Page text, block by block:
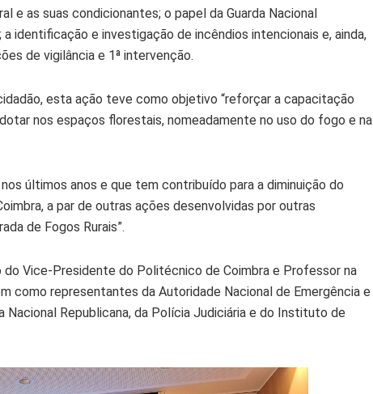
e as suas condicionantes; o papel da Guarda Nacional
identificação e investigação de incêndios intencionais e, ainda,
de vigilância e 1ª intervenção.
esta ação teve como objetivo “reforçar a capacitação
nos espaços florestais, nomeadamente no uso do fogo e na
últimos anos e que tem contribuído para a diminuição do
a par de outras ações desenvolvidas por outras
de Fogos Rurais”.
Vice-Presidente do Politécnico de Coimbra e Professor na
como representantes da Autoridade Nacional de Emergência e
Nacional Republicana, da Polícia Judiciária e do Instituto de